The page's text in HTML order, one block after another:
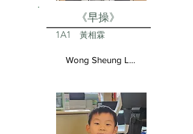
《早操》
1A1 黃相霖
Wong Sheung Lam